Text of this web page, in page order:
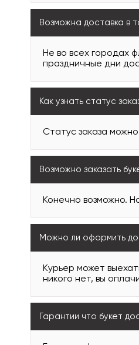
Возможна доставка в
Не во всех городах
праздничные дни
Как узнать статус
Статус заказа
Возможно заказать
Конечно возможно.
Можно ли оформить
Курьер может
никого нет, вы
Гарантии что букет